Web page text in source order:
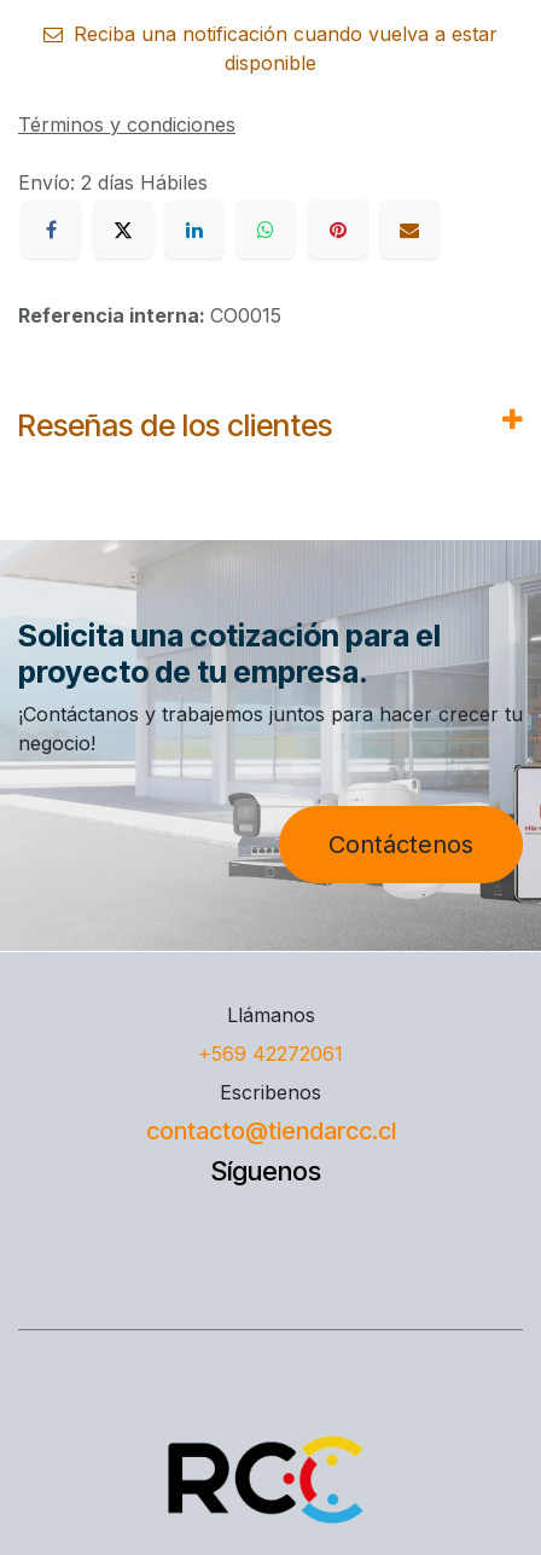
Reciba una notificación cuando vuelva a estar
disponible
Términos y condiciones
Envío: 2 días Hábiles
Referencia interna: CO0015
Reseñas de los clientes
Solicita una cotización para el
proyecto de tu empresa.
¡Contáctanos y trabajemos juntos para hacer crecer tu
negocio!
Contáctenos
Llámanos
+569 42272061
Escribenos
contacto@tiendarcc.cl
Síguenos